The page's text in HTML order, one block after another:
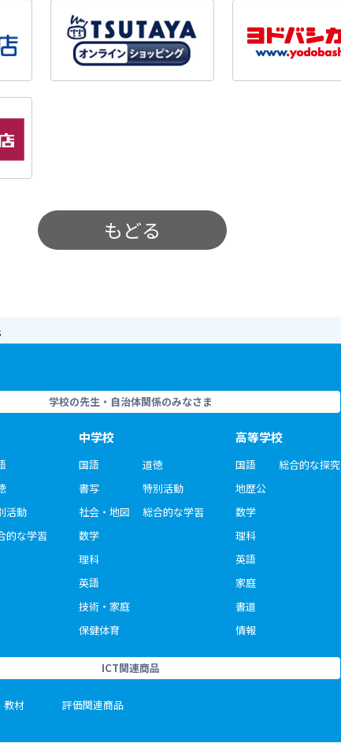
もどる
学校の先生・自治体関係のみなさま
活動
的な学習
中学校
国語
書写
社会・地図
数学
理科
英語
技術・家庭
保健体育
道徳
特別活動
総合的な学習
高等学校
国語
地歴公
数学
理科
英語
家庭
書道
情報
総合的な探究
ICT関連商品
教材 評価関連商品